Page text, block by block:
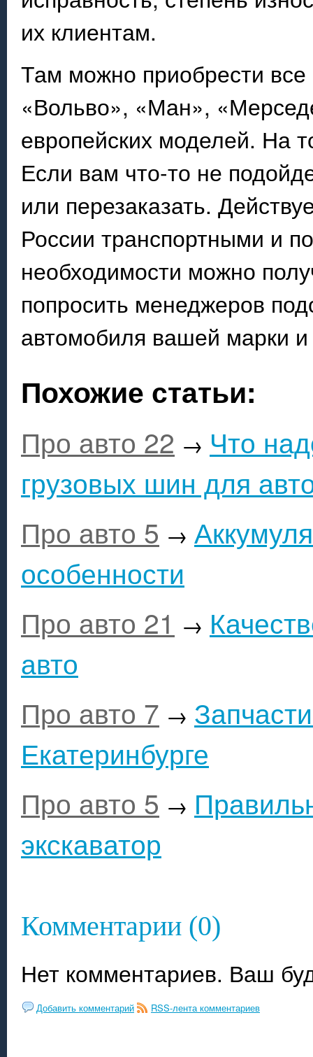
их клиентам.
Там можно приобрести все
«Вольво», «Ман»,
европейских моделей. На
Если вам что-то не
или перезаказать.
России транспортными и
необходимости можно
попросить менеджеров
автомобиля вашей марки и
Похожие статьи:
Про авто 22 → Что
грузовых шин для
Про авто 5 →
особенности
Про авто 21 →
авто
Про авто 7 →
Екатеринбурге
Про авто 5 →
экскаватор
Комментарии (0)
Нет комментариев. Ваш
Добавить комментарий RSS-лента комментариев